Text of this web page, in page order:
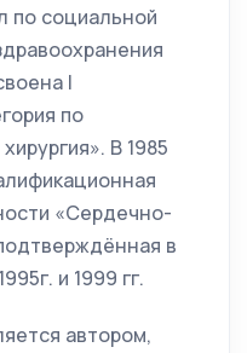
по социальной
I
по
В 1985
«Сердечно-
в
и 1999 гг.
автором,